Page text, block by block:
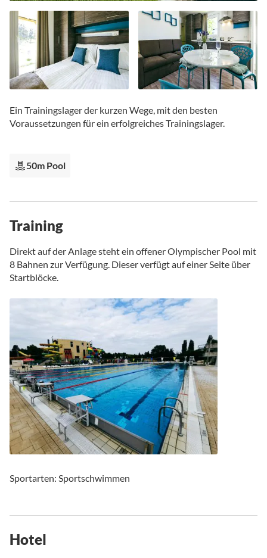
Anfang
der
Ein Trainingslager der kurzen Wege, mit den besten
Voraussetzungen für ein erfolgreiches Trainingslager.
50m Pool
Training
Direkt auf der Anlage steht ein offener Olympischer Pool mit
8 Bahnen zur Verfügung. Dieser verfügt auf einer Seite über
Startblöcke.
Sportarten: Sportschwimmen
Hotel